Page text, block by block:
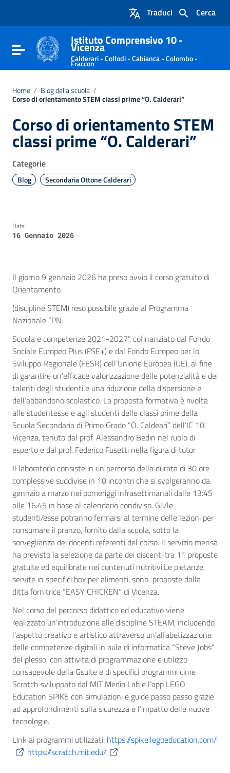
Vai al footer
Cerca
Traduci
Attiva / disattiva la navigazione
Istituto Comprensivo 10 -
Vicenza
Calderari - Collodi - Cabianca - Colombo -
Fraccon
Home / Blog della scuola /
Corso di orientamento STEM classi prime “O. Calderari”
Corso di orientamento STEM
classi prime “O. Calderari”
Categorie
Blog Secondaria Ottone Calderari
Data:
16 Gennaio 2026
Il giorno 9 gennaio 2026 ha preso avvio il corso gratuito di
Orientamento
(discipline STEM) reso possibile grazie al Programma
Nazionale “PN.
Scuola e competenze 2021-2027”, cofinanziato dal Fondo
Sociale Europeo Plus (FSE+) e dal Fondo Europeo per lo
Sviluppo Regionale (FESR) dell’Unione Europea (UE), al fine
di garantire un’efficace valorizzazione delle potenzialità e dei
talenti degli studenti e una riduzione della dispersione e
dell’abbandono scolastico. La proposta formativa è rivolta
alle studentesse e agli studenti delle classi prime della
Scuola Secondaria di Primo Grado “O. Caldeari” dell’IC 10
Vicenza, tenuto dal prof. Alessandro Bedin nel ruolo di
esperto e dal prof. Federico Fusetti nella figura di tutor.
Il laboratorio consiste in un percorso della durata di 30 ore
complessive suddivise in 10 incontri che si svolgeranno da
gennaio a marzo nei pomeriggi infrasettimanali dalle 13:45
alle 16:45 in base al calendario condiviso. Gli/le
studenti/esse potranno fermarsi al termine delle lezioni per
consumare il pranzo, fornito dalla scuola, sotto la
sorveglianza dei docenti referenti del corso. Il servizio mensa
ha previsto la selezione da parte dei discenti tra 11 proposte
gratuite ed equilibrate nei contenuti nutritivi.Le pietanze,
servite in specifici box per alimenti, sono proposte dalla
ditta fornitrice “EASY CHICKEN” di Vicenza.
Nel corso del percorso didattico ed educativo viene
realizzato un’introduzione alle discipline STEAM, includendo
l’aspetto creativo e artistico attraverso un’alfabetizzazione
delle competenze digitali in aula di informatica “Steve Jobs”
del plesso, con attività di programmazione e utilizzo
consapevole della Gsuite e di specifici programmi cime
Scratch sviluppato dal MIT Media Lab e l’app LEGO
Education SPIKE con simulazioni e guide passo passo grazie
ad approfondimenti sulla sicurezza e l’impatto delle nuove
tecnologie.
Link ai programmi utilizzati: https://spike.legoeducation.com/
https://scratch.mit.edu/